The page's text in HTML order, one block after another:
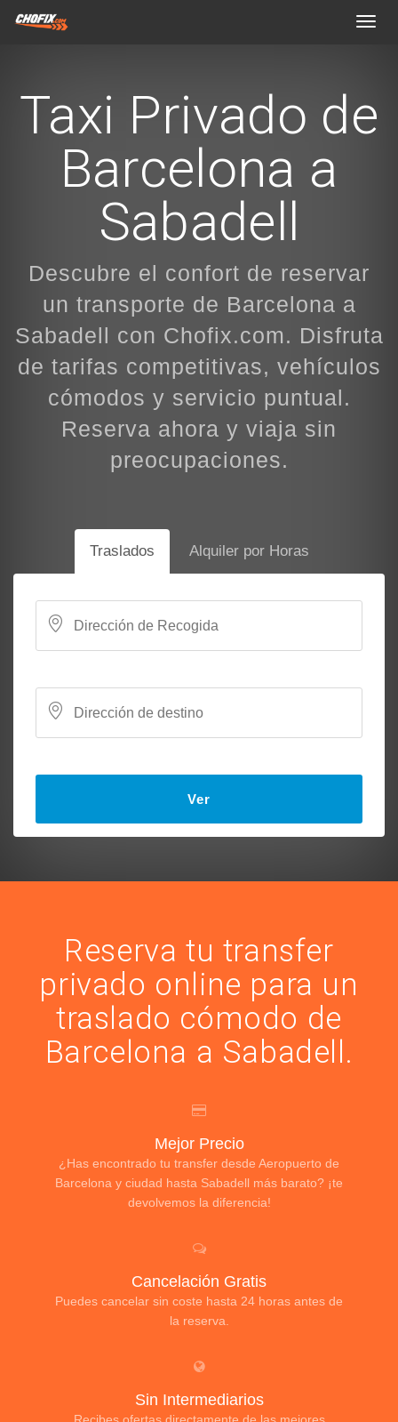
Taxi Privado de
Barcelona a
Sabadell
Descubre el confort de reservar
un transporte de Barcelona a
Sabadell con Chofix.com. Disfruta
de tarifas competitivas, vehículos
cómodos y servicio puntual.
Reserva ahora y viaja sin
preocupaciones.
Traslados Alquiler por Horas
Ver
Reserva tu transfer
privado online para un
traslado cómodo de
Barcelona a Sabadell.
Mejor Precio
¿Has encontrado tu transfer desde Aeropuerto de
Barcelona y ciudad hasta Sabadell más barato? ¡te
devolvemos la diferencia!
Cancelación Gratis
Puedes cancelar sin coste hasta 24 horas antes de
la reserva.
Sin Intermediarios